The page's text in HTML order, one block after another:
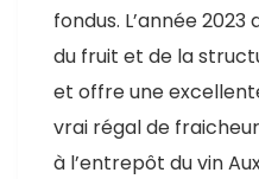
fondus. L’année
du fruit et de la
et offre une
vrai régal de
à l’entrepôt du vin